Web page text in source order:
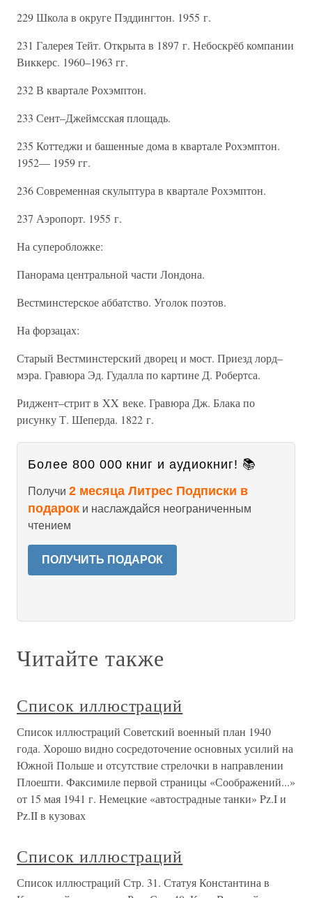
229 Школа в округе Пэддингтон. 1955 г.
231 Галерея Тейт. Открыта в 1897 г. Небоскрёб компании
Виккерс. 1960–1963 гг.
232 В квартале Рохэмптон.
233 Сент–Джеймсская площадь.
235 Коттеджи и башенные дома в квартале Рохэмптон.
1952— 1959 гг.
236 Современная скульптура в квартале Рохэмптон.
237 Аэропорт. 1955 г.
На суперобложке:
Панорама центральной части Лондона.
Вестминстерское аббатство. Уголок поэтов.
На форзацах:
Старый Вестминстерский дворец и мост. Приезд лорд–
мэра. Гравюра Эд. Гудалла по картине Д. Робертса.
Риджент–стрит в XX веке. Гравюра Дж. Блака по
рисунку Т. Шеперда. 1822 г.
Более 800 000 книг и аудиокниг! 📚
Получи 2 месяца Литрес Подписки в
подарок и наслаждайся неограниченным
чтением
ПОЛУЧИТЬ ПОДАРОК
Читайте также
Список иллюстраций
Список иллюстраций Советский военный план 1940
года. Хорошо видно сосредоточение основных усилий на
Южной Польше и отсутствие стрелочки в направлении
Плоешти. Факсимиле первой страницы «Соображений...»
от 15 мая 1941 г. Немецкие «автострадные танки» Pz.I и
Pz.II в кузовах
Список иллюстраций
Список иллюстраций Стр. 31. Статуя Константина в